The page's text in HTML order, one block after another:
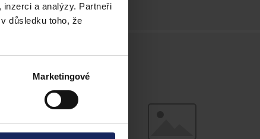
a analýzy. Partneři
důsledku toho, že
Marketingové